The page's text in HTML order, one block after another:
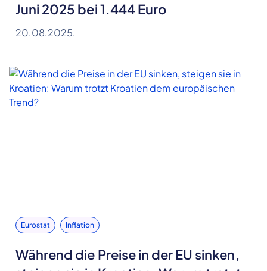
Juni 2025 bei 1.444 Euro
20.08.2025.
Eurostat Inflation
Während die Preise in der EU sinken,